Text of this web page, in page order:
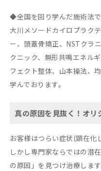
◆全国を回り学んだ施術法
大川メソードカイロプラク
ー、頭蓋骨矯正、NSTクラ
クニック、無形共鳴エネル
フェクト整体、山本操法、
学んでおります。
真の原因を見抜く！オ
お客様はつらい症状(顕在化
しかし専門家ならではの潜
の原因」を見つけ治療します